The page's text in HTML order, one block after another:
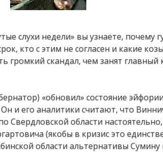
слухи недели» вы узнаете, почему
кто с этим не согласен и какие
громкий скандал, чем занят главный
«обновил» состояние
и его аналитики считают, что
области настоятельно,
(якобы в кризис это
области альтернативы